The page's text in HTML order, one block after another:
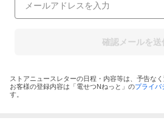
確認メールを送
ストアニュースレターの日程・内容等は、予告な
お客様の登録内容は「電せつNねっと 」のプライバ
す。